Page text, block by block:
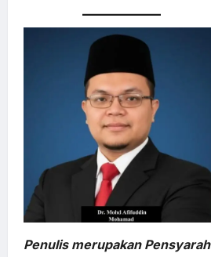
Penulis merupakan Pensyarah